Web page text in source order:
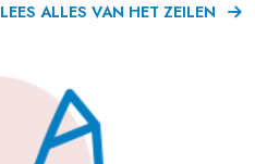
LEES ALLES VAN HET ZEILEN